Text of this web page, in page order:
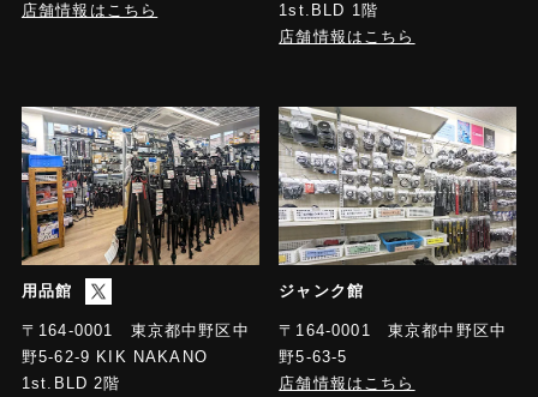
店舗情報はこちら
1st.BLD 1階
店舗情報はこちら
用品館
〒164-0001 東京都中野区中
野5-62-9 KIK NAKANO
1st.BLD 2階
ジャンク館
〒164-0001 東京都中野区中
野5-63-5
店舗情報はこちら